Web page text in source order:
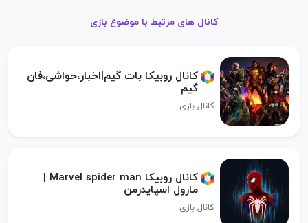
کانال های مرتبط با موضوع بازی
کانال روبیکا بات گیم|اخبار،حواشی،فان
گیم
کانال بازی
کانال روبیکا Marvel spider man |
مارول اسپایدرمن
کانال بازی